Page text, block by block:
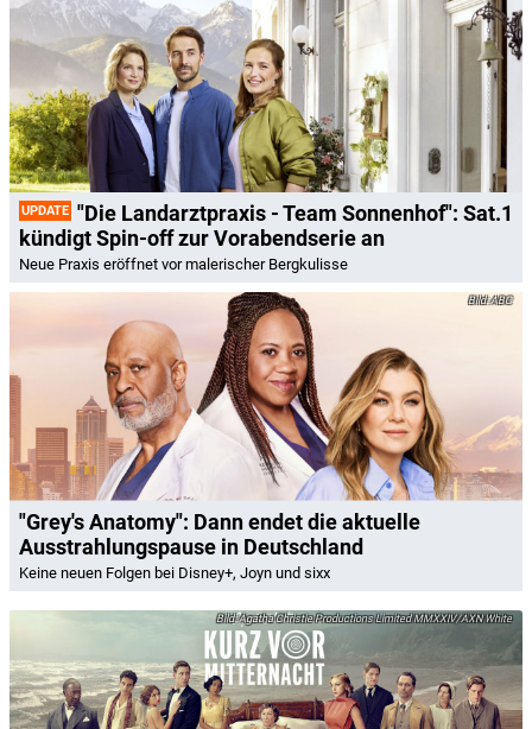
UPDATE "Die Landarztpraxis - Team Sonnenhof": Sat.1
kündigt Spin-off zur Vorabendserie an
Neue Praxis eröffnet vor malerischer Bergkulisse
ABC
"Grey's Anatomy": Dann endet die aktuelle
Ausstrahlungspause in Deutschland
Keine neuen Folgen bei Disney+, Joyn und sixx
Agatha Christie Productions Limited MMXXIV/AXN White